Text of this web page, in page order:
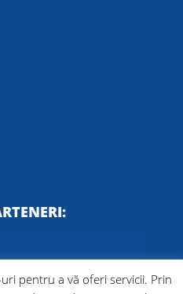
pentru a vă oferi servicii. Prin